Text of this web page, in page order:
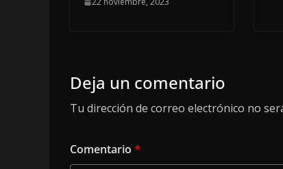
Deja un comentario
Tu dirección de correo electrónico no
Comentario *